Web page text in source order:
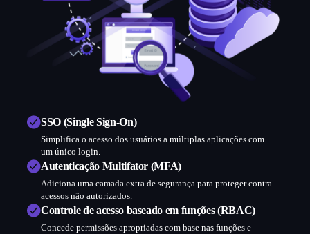
SSO (Single Sign-On)
Simplifica o acesso dos usuários a múltiplas aplicações com
um único login.
Autenticação Multifator (MFA)
Adiciona uma camada extra de segurança para proteger contra
acessos não autorizados.
Controle de acesso baseado em funções (RBAC)
Concede permissões apropriadas com base nas funções e